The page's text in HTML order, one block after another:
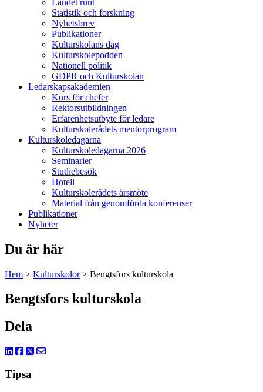
Statistik och forskning
Nyhetsbrev
Publikationer
Kulturskolans dag
Kulturskolepodden
Nationell politik
GDPR och Kulturskolan
Ledarskapsakademien
Kurs för chefer
Rektorsutbildningen
Erfarenhetsutbyte för ledare
Kulturskolerådets mentorprogram
Kulturskoledagarna
Kulturskoledagarna 2026
Seminarier
Studiebesök
Hotell
Kulturskolerådets årsmöte
Material från genomförda konferenser
Publikationer
Nyheter
Du är här
Hem > Kulturskolor> Bengtsfors kulturskola
Bengtsfors kulturskola
Dela
Tipsa